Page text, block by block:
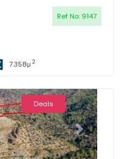
Ref No: 9147
7.358μ 2
Deals
Επόμενο